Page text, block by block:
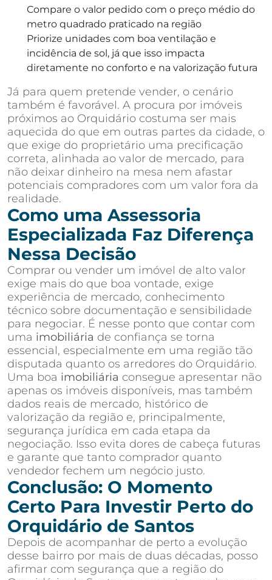
Compare o valor pedido com o preço médio do
metro quadrado praticado na região
Priorize unidades com boa ventilação e
incidência de sol, já que isso impacta
diretamente no conforto e na valorização futura
Já para quem pretende vender, o cenário
também é favorável. A procura por imóveis
próximos ao Orquidário costuma ser mais
aquecida do que em outras partes da cidade, o
que exige do proprietário uma precificação
correta, alinhada ao valor de mercado, para
não deixar dinheiro na mesa nem afastar
potenciais compradores com um valor fora da
realidade.
Como uma Assessoria
Especializada Faz Diferença
Nessa Decisão
Comprar ou vender um imóvel de alto valor
exige mais do que boa vontade, exige
experiência de mercado, conhecimento
técnico sobre documentação e sensibilidade
para negociar. É nesse ponto que contar com
uma imobiliária de confiança se torna
essencial, especialmente em uma região tão
disputada quanto os arredores do Orquidário.
Uma boa imobiliária consegue apresentar não
apenas os imóveis disponíveis, mas também
dados reais de mercado, histórico de
valorização da região e, principalmente,
segurança jurídica em cada etapa da
negociação. Isso evita dores de cabeça futuras
e garante que tanto comprador quanto
vendedor fechem um negócio justo.
Conclusão: O Momento
Certo Para Investir Perto do
Orquidário de Santos
Depois de acompanhar de perto a evolução
desse bairro por mais de duas décadas, posso
afirmar com segurança que a região do